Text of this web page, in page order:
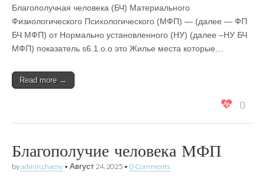
Благополучная человека (БЧ) Материального
Физиологического Психологического (МФП) — (далее — ФП
БЧ МФП) от Нормально установленного (НУ) (далее –НУ БЧ
МФП) показатель s6.1.o.o это Жилье места которые…
Read more →
0
Благополучие человека МФП
byadmin.chaesv • Август 24, 2025 • 0 Comments